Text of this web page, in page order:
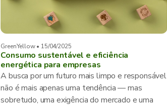
GreenYellow • 15/04/2025
Consumo sustentável e eficiência
energética para empresas
A busca por um futuro mais limpo e responsável
não é mais apenas uma tendência — mas
sobretudo, uma exigência do mercado e uma